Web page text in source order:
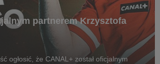
partnerem Krzysztofa
ogłosić, że CANAL+ został oficjalnym